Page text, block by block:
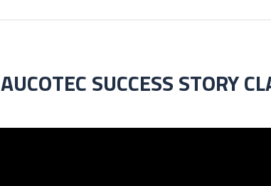
AUCOTEC SUCCESS STORY